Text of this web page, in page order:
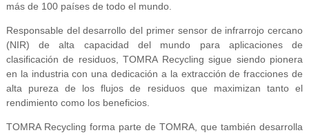
más de 100 países de todo el mundo.
Responsable del desarrollo del primer sensor de infrarrojo cercano
(NIR) de alta capacidad del mundo para aplicaciones de
clasificación de residuos, TOMRA Recycling sigue siendo pionera
en la industria con una dedicación a la extracción de fracciones de
alta pureza de los flujos de residuos que maximizan tanto el
rendimiento como los beneficios.
TOMRA Recycling forma parte de TOMRA, que también desarrolla